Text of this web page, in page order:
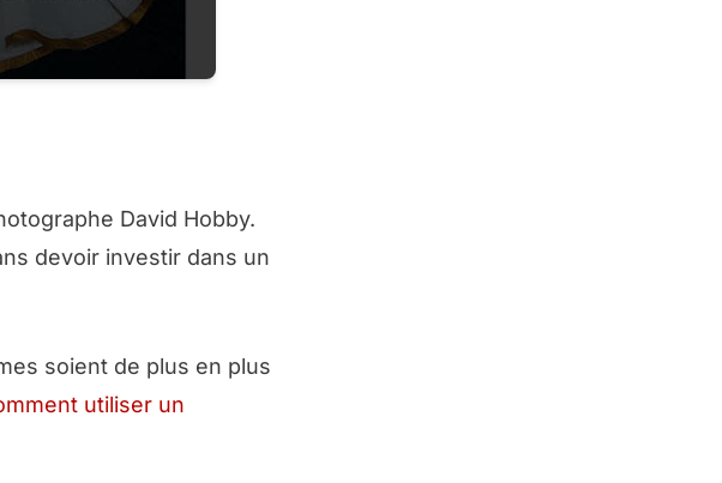
David Hobby.
devoir investir dans un
soient de plus en plus
utiliser un